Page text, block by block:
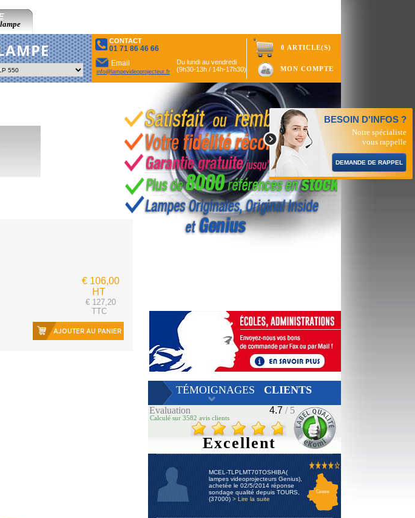
CONTACT
01 71 86 46 66
Email
info@lampevideoprojecteur.fr
Du lundi au vendredi
(9h30-13h / 14h-17h30)
0 ARTICLE(S)
MON COMPTE
BESOIN D'INFOS ?
Notre spécialiste
vous rappelle
DEMANDE DE RAPPEL
TÉMOIGNAGES CLIENTS
Evaluation 4.7 / 5
Calculé sur 3582 avis clients
Excellent
MCEL-TLPLMT70TOSHIBA(
lampes videoprojecteurs Genius),
achetée le 02/5/2014 réponse
sondage qualité depuis TOURS,
(37000) > Lire la suite
Centre
€ 106,00
HT
€ 127,20
TTC
AJOUTER AU PANIER